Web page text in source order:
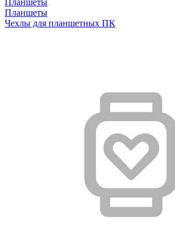
Планшеты
Планшеты
Чехлы для планшетных ПК